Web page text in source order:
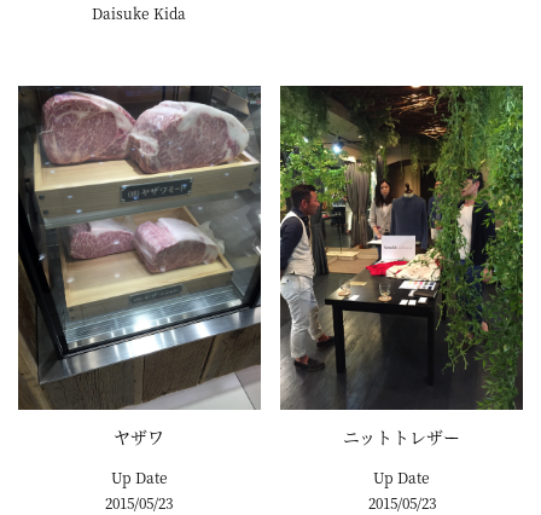
Daisuke Kida
ヤザワ
Up Date
2015/05/23
ニットトレザー
Up Date
2015/05/23